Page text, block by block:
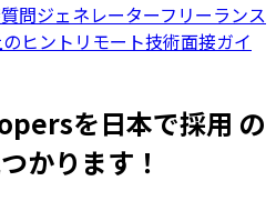
問ジェネレーターフリーランス
ヒント リモート技術面接ガイ
を日本で採用 の
かります！